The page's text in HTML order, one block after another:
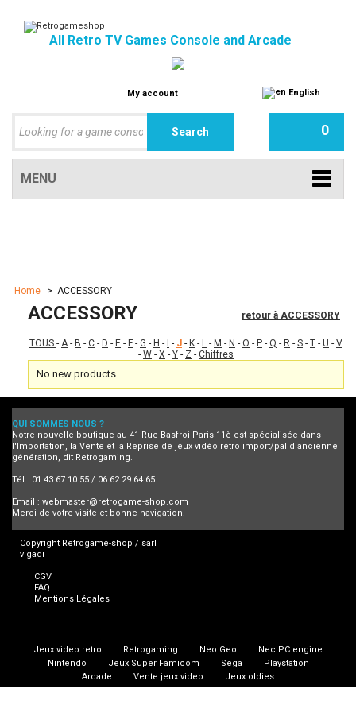
All Retro TV Games Console and Arcade
My account English
0
MENU
Home > ACCESSORY
retour à ACCESSORY
ACCESSORY
TOUS - A- B - C - D - E - F - G - H - - J - K - L - M - N - O - P - Q - R - S - T - U - V
- W - X - Y - Z - Chiffres
No new products.
QUI SOMMES NOUS ?
Notre nouvelle boutique au 41 Rue Basfroi Paris 11è est spécialisée dans
l'Importation, la Vente et la Reprise de jeux vidéo rétro import/pal d'ancienne
génération, dit Retrogaming.
Tél : 01 43 67 10 55 / 06 62 29 64 65.
Email : webmaster@retrogame-shop.com
Merci de votre visite et bonne navigation.
Copyright Retrogame-shop / sarl
vigadi
CGV
FAQ
Mentions Légales
Jeux video retro Retrogaming Neo Geo
Nec PC engine
Nintendo
Jeux Super Famicom Sega
Playstation
Arcade
Vente jeux video Jeux oldies